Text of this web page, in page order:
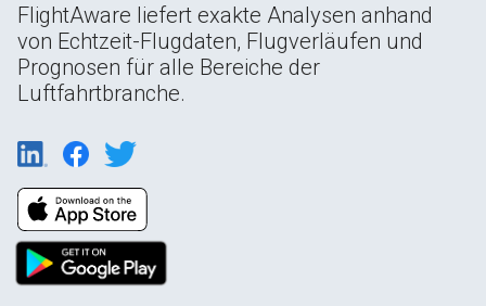
FlightAware liefert exakte Analysen anhand
von Echtzeit-Flugdaten, Flugverläufen und
Prognosen für alle Bereiche der
Luftfahrtbranche.